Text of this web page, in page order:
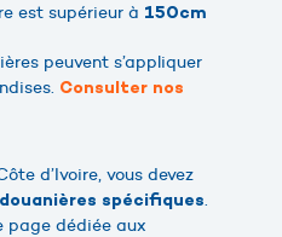
est supérieur à 150cm
peuvent s’appliquer
Consulter nos
d’Ivoire, vous devez
spécifiques.
page dédiée aux